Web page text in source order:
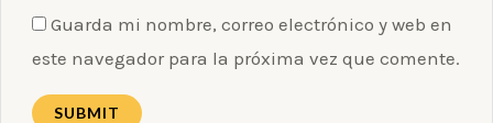
Guarda mi nombre, correo electrónico y web en
este navegador para la próxima vez que comente.